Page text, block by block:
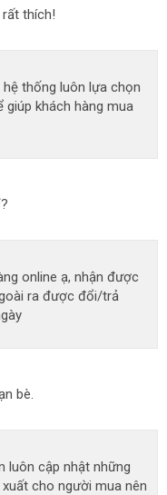
thích!
thống luôn lựa chọn
khách hàng mua
online ạ, nhận được
ra được đổi/trả
bè.
luôn cập nhật những
cho người mua nên